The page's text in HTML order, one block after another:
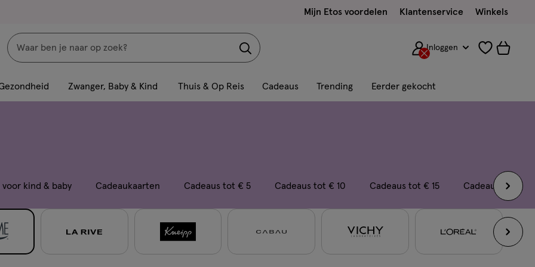
Mijn Etos voordelen Klantenservice Winkels
Zoeken
met
dit
geavanceerde
zoekopties
Inloggen
Zwanger, Baby & Kind Thuis & Op Reis Cadeaus Trending Eerder gekocht
voor kind & baby Cadeaukaarten Cadeaus tot € 5 Cadeaus tot € 10 Cadeaus tot € 15 Cadeaus vanaf €